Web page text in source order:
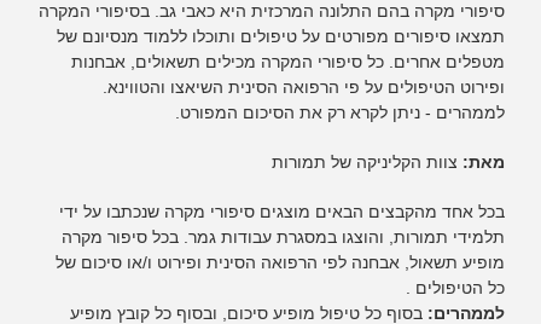
סיפורי מקרה בהם התלונה המרכזית היא כאבי גב. בסיפורי המקרה
תמצאו סיפורים מפורטים על טיפולים ותוכלו ללמוד מנסיונם של
מטפלים אחרים. כל סיפורי המקרה מכילים תשאולים, אבחנות
ופירוט הטיפולים על פי הרפואה הסינית השיאצו והטווינא.
לממהרים - ניתן לקרא רק את הסיכום המפורט.
מאת: צוות הקליניקה של תמורות
בכל אחד מהקבצים הבאים מוצגים סיפורי מקרה שנכתבו על ידי
תלמידי תמורות, והוצגו במסגרת עבודות גמר. בכל סיפור מקרה
מופיע תשאול, אבחנה לפי הרפואה הסינית ופירוט ו/או סיכום של
כל הטיפולים .
לממהרים: בסוף כל טיפול מופיע סיכום, ובסוף כל קובץ מופיע